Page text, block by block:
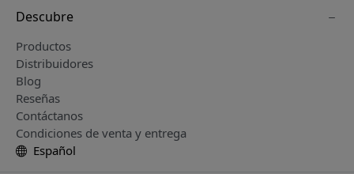
Descubre
Productos
Distribuidores
Blog
Reseñas
Contáctanos
Condiciones de venta y entrega
Español